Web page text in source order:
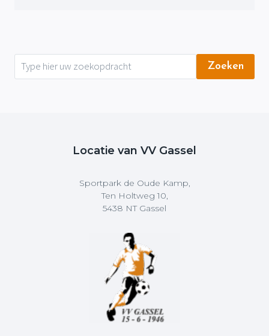
Zoeken
Locatie van VV Gassel
Sportpark de Oude Kamp,
Ten Holtweg 10,
5438 NT Gassel